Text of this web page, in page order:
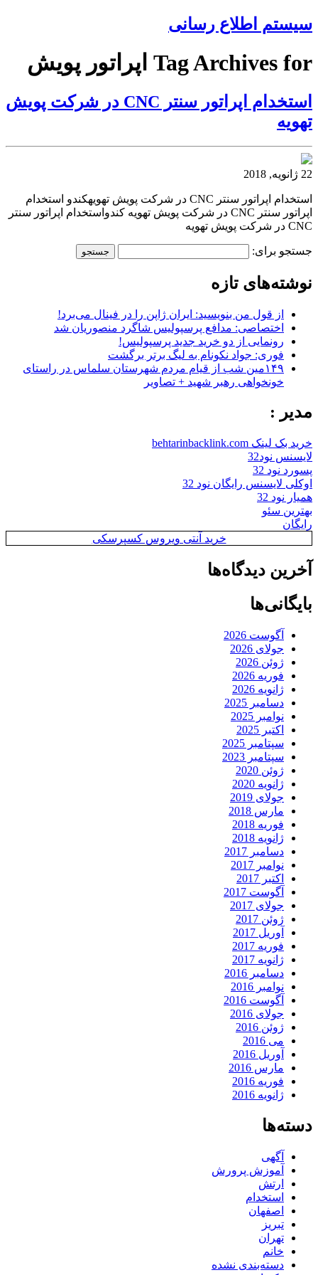
سیستم اطلاع رسانی
Tag Archives for اپراتور پویش
استخدام اپراتور سنتر CNC در شرکت پویش
تهویه
22 ژانویه, 2018
استخدام اپراتور سنتر CNC در شرکت پویش تهویهکندو استخدام
اپراتور سنتر CNC در شرکت پویش تهویه کندواستخدام اپراتور سنتر
CNC در شرکت پویش تهویه
جستجو برای:
نوشته‌های تازه
از قول من بنویسید: ایران ژاپن را در فینال می‌برد!
اختصاصی: مدافع پرسپولیس شاگرد منصوریان شد
رونمایی از دو خرید جدید پرسپولیس!
فوری: جواد نکونام به لیگ برتر برگشت
۱۴۹مین شب از قیام مردم شهرستان سلماس در راستای
خونخواهی رهبر شهید + تصاویر
مدیر :
خرید بک لینک behtarinbacklink.com
لایسنس نود32
پسورد نود 32
اوکلی لایسنس رایگان نود 32
همیار نود 32
بهترین سئو
رایگان
خرید آنتی ویروس کسپرسکی
آخرین دیدگاه‌ها
بایگانی‌ها
آگوست 2026
جولای 2026
ژوئن 2026
فوریه 2026
ژانویه 2026
دسامبر 2025
نوامبر 2025
اکتبر 2025
سپتامبر 2025
سپتامبر 2023
ژوئن 2020
ژانویه 2020
جولای 2019
مارس 2018
فوریه 2018
ژانویه 2018
دسامبر 2017
نوامبر 2017
اکتبر 2017
آگوست 2017
جولای 2017
ژوئن 2017
آوریل 2017
فوریه 2017
ژانویه 2017
دسامبر 2016
نوامبر 2016
آگوست 2016
جولای 2016
ژوئن 2016
می 2016
آوریل 2016
مارس 2016
فوریه 2016
ژانویه 2016
دسته‌ها
آگهی
آموزش پرورش
ارتش
استخدام
اصفهان
تبریز
تهران
خانم
دسته‌بندی نشده